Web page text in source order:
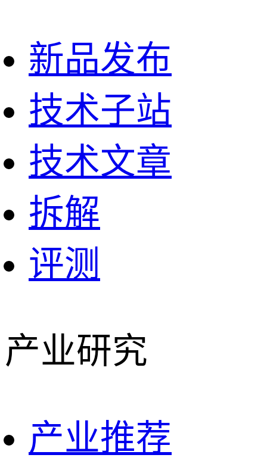
新品发布
技术子站
技术文章
拆解
评测
产业研究
产业推荐